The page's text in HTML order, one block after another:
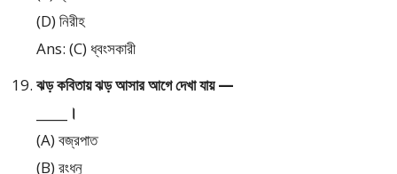
(D) নিরীহ
Ans: (C) ধ্বংসকারী
ঝড় কবিতায় ঝড় আসার আগে দেখা যায় —
_____।
(A) বজ্রপাত
(B) রংধনু